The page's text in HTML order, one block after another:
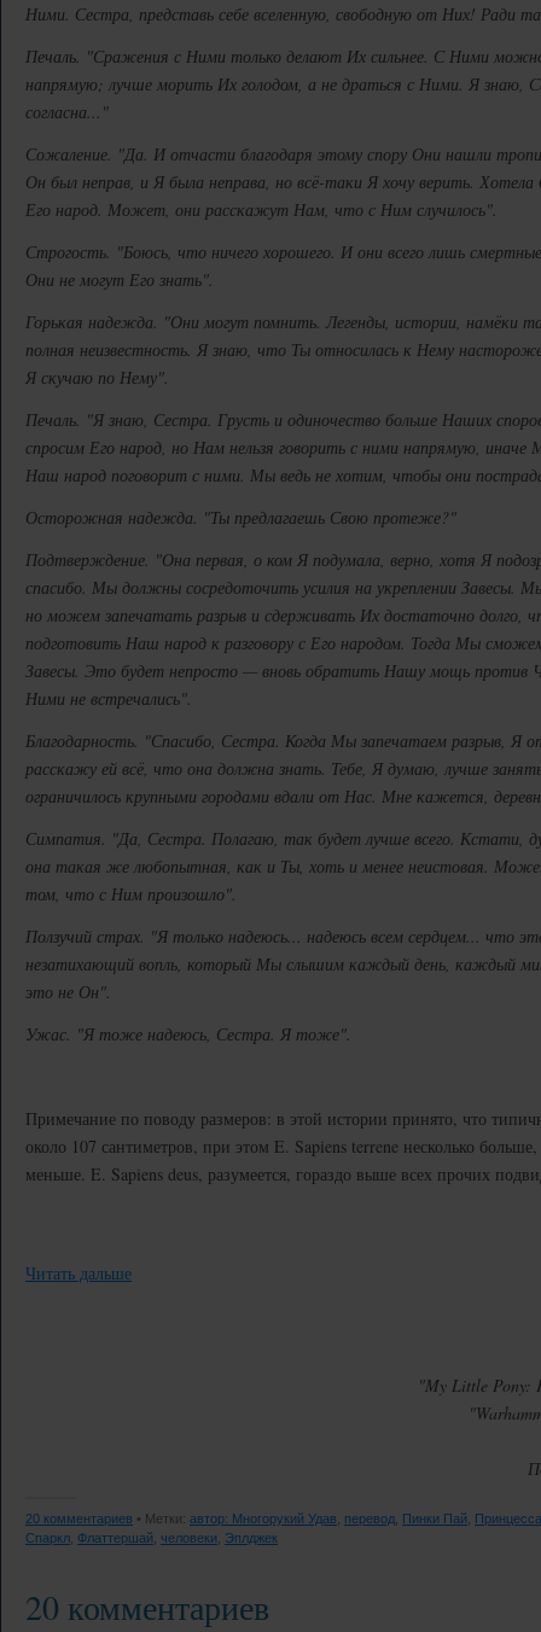
Ними. Сестра, представь себе вселенную, свободную от Них! Ради
Печаль. "Сражения с Ними только делают Их сильнее. С Ними
напрямую; лучше морить Их голодом, а не драться с Ними. Я знаю,
согласна..."
Сожаление. "Да. И отчасти благодаря этому спору Они нашли
Он был неправ, и Я была неправа, но всё-таки Я хочу верить.
Его народ. Может, они расскажут Нам, что с Ним случилось".
Строгость. "Боюсь, что ничего хорошего. И они всего лишь
Они не могут Его знать".
Горькая надежда. "Они могут помнить. Легенды, истории, намёки
полная неизвестность. Я знаю, что Ты относилась к Нему
Я скучаю по Нему".
Печаль. "Я знаю, Сестра. Грусть и одиночество больше Наших
спросим Его народ, но Нам нельзя говорить с ними напрямую,
Наш народ поговорит с ними. Мы ведь не хотим, чтобы они
Осторожная надежда. "Ты предлагаешь Свою протеже?"
Подтверждение. "Она первая, о ком Я подумала, верно, хотя Я
спасибо. Мы должны сосредоточить усилия на укреплении Завесы.
но можем запечатать разрыв и сдерживать Их достаточно долго,
подготовить Наш народ к разговору с Его народом. Тогда Мы
Завесы. Это будет непросто — вновь обратить Нашу мощь против
Ними не встречались".
Благодарность. "Спасибо, Сестра. Когда Мы запечатаем разрыв, Я
расскажу ей всё, что она должна знать. Тебе, Я думаю, лучше
ограничилось крупными городами вдали от Нас. Мне кажется,
Симпатия. "Да, Сестра. Полагаю, так будет лучше всего. Кстати,
она такая же любопытная, как и Ты, хоть и менее неистовая.
том, что с Ним произошло".
Ползучий страх. "Я только надеюсь... надеюсь всем сердцем... что
незатихающий вопль, который Мы слышим каждый день, каждый
это не Он".
Ужас. "Я тоже надеюсь, Сестра. Я тоже".
Примечание по поводу размеров: в этой истории принято, что
около 107 сантиметров, при этом E. Sapiens terrene несколько больше,
меньше. E. Sapiens deus, разумеется, гораздо выше всех прочих
Читать дальше
"My Little Pony:
20 комментариев • Метки: автор: Многорукий Удав перевод Пинки Пай
Спаркл Флаттершай человеки Эплджек
20 комментариев